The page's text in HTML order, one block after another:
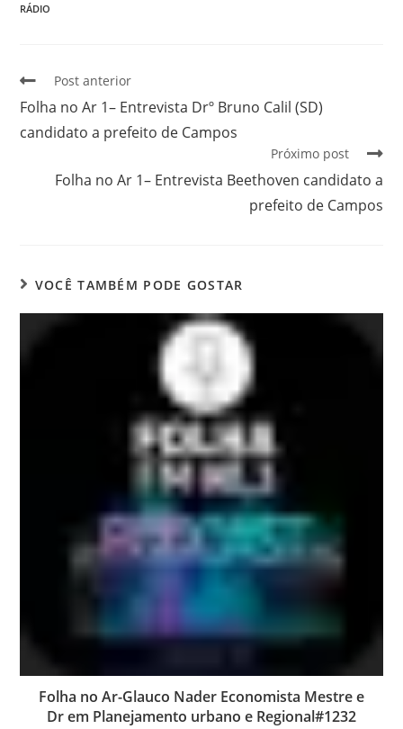
RÁDIO
Post anterior
Folha no Ar 1– Entrevista Drº Bruno Calil (SD)
candidato a prefeito de Campos
Próximo post
Folha no Ar 1– Entrevista Beethoven candidato a
prefeito de Campos
VOCÊ TAMBÉM PODE GOSTAR
Folha no Ar-Glauco Nader Economista Mestre e
Dr em Planejamento urbano e Regional#1232